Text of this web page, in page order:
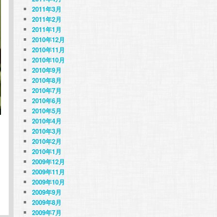
2011年3月
2011年2月
2011年1月
2010年12月
2010年11月
2010年10月
2010年9月
2010年8月
2010年7月
2010年6月
2010年5月
2010年4月
2010年3月
2010年2月
2010年1月
2009年12月
2009年11月
2009年10月
2009年9月
2009年8月
2009年7月